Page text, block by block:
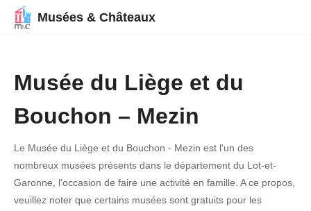
Musées & Châteaux
Musée du Liège et du
Bouchon – Mezin
Le Musée du Liège et du Bouchon - Mezin est l'un des
nombreux musées présents dans le département du Lot-et-
Garonne, l'occasion de faire une activité en famille. A ce propos,
veuillez noter que certains musées sont gratuits pour les